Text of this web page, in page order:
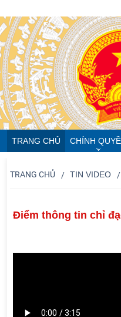
TRANG CHỦ CHÍNH
TRANG CHỦ TIN VIDEO
Điểm thông tin chỉ